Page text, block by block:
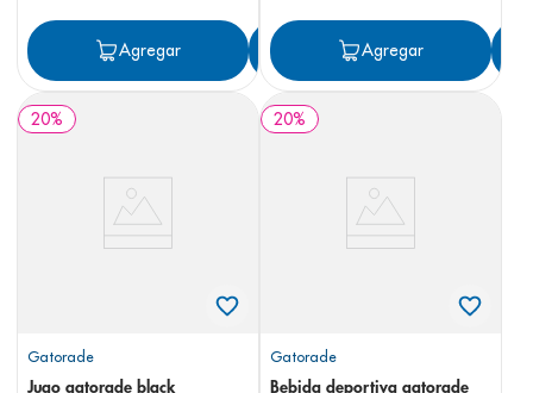
Agregar Agregar
Agregar
20%
Gatorade
Jugo gatorade black
20%
Gatorade
Bebida deportiva gatorade